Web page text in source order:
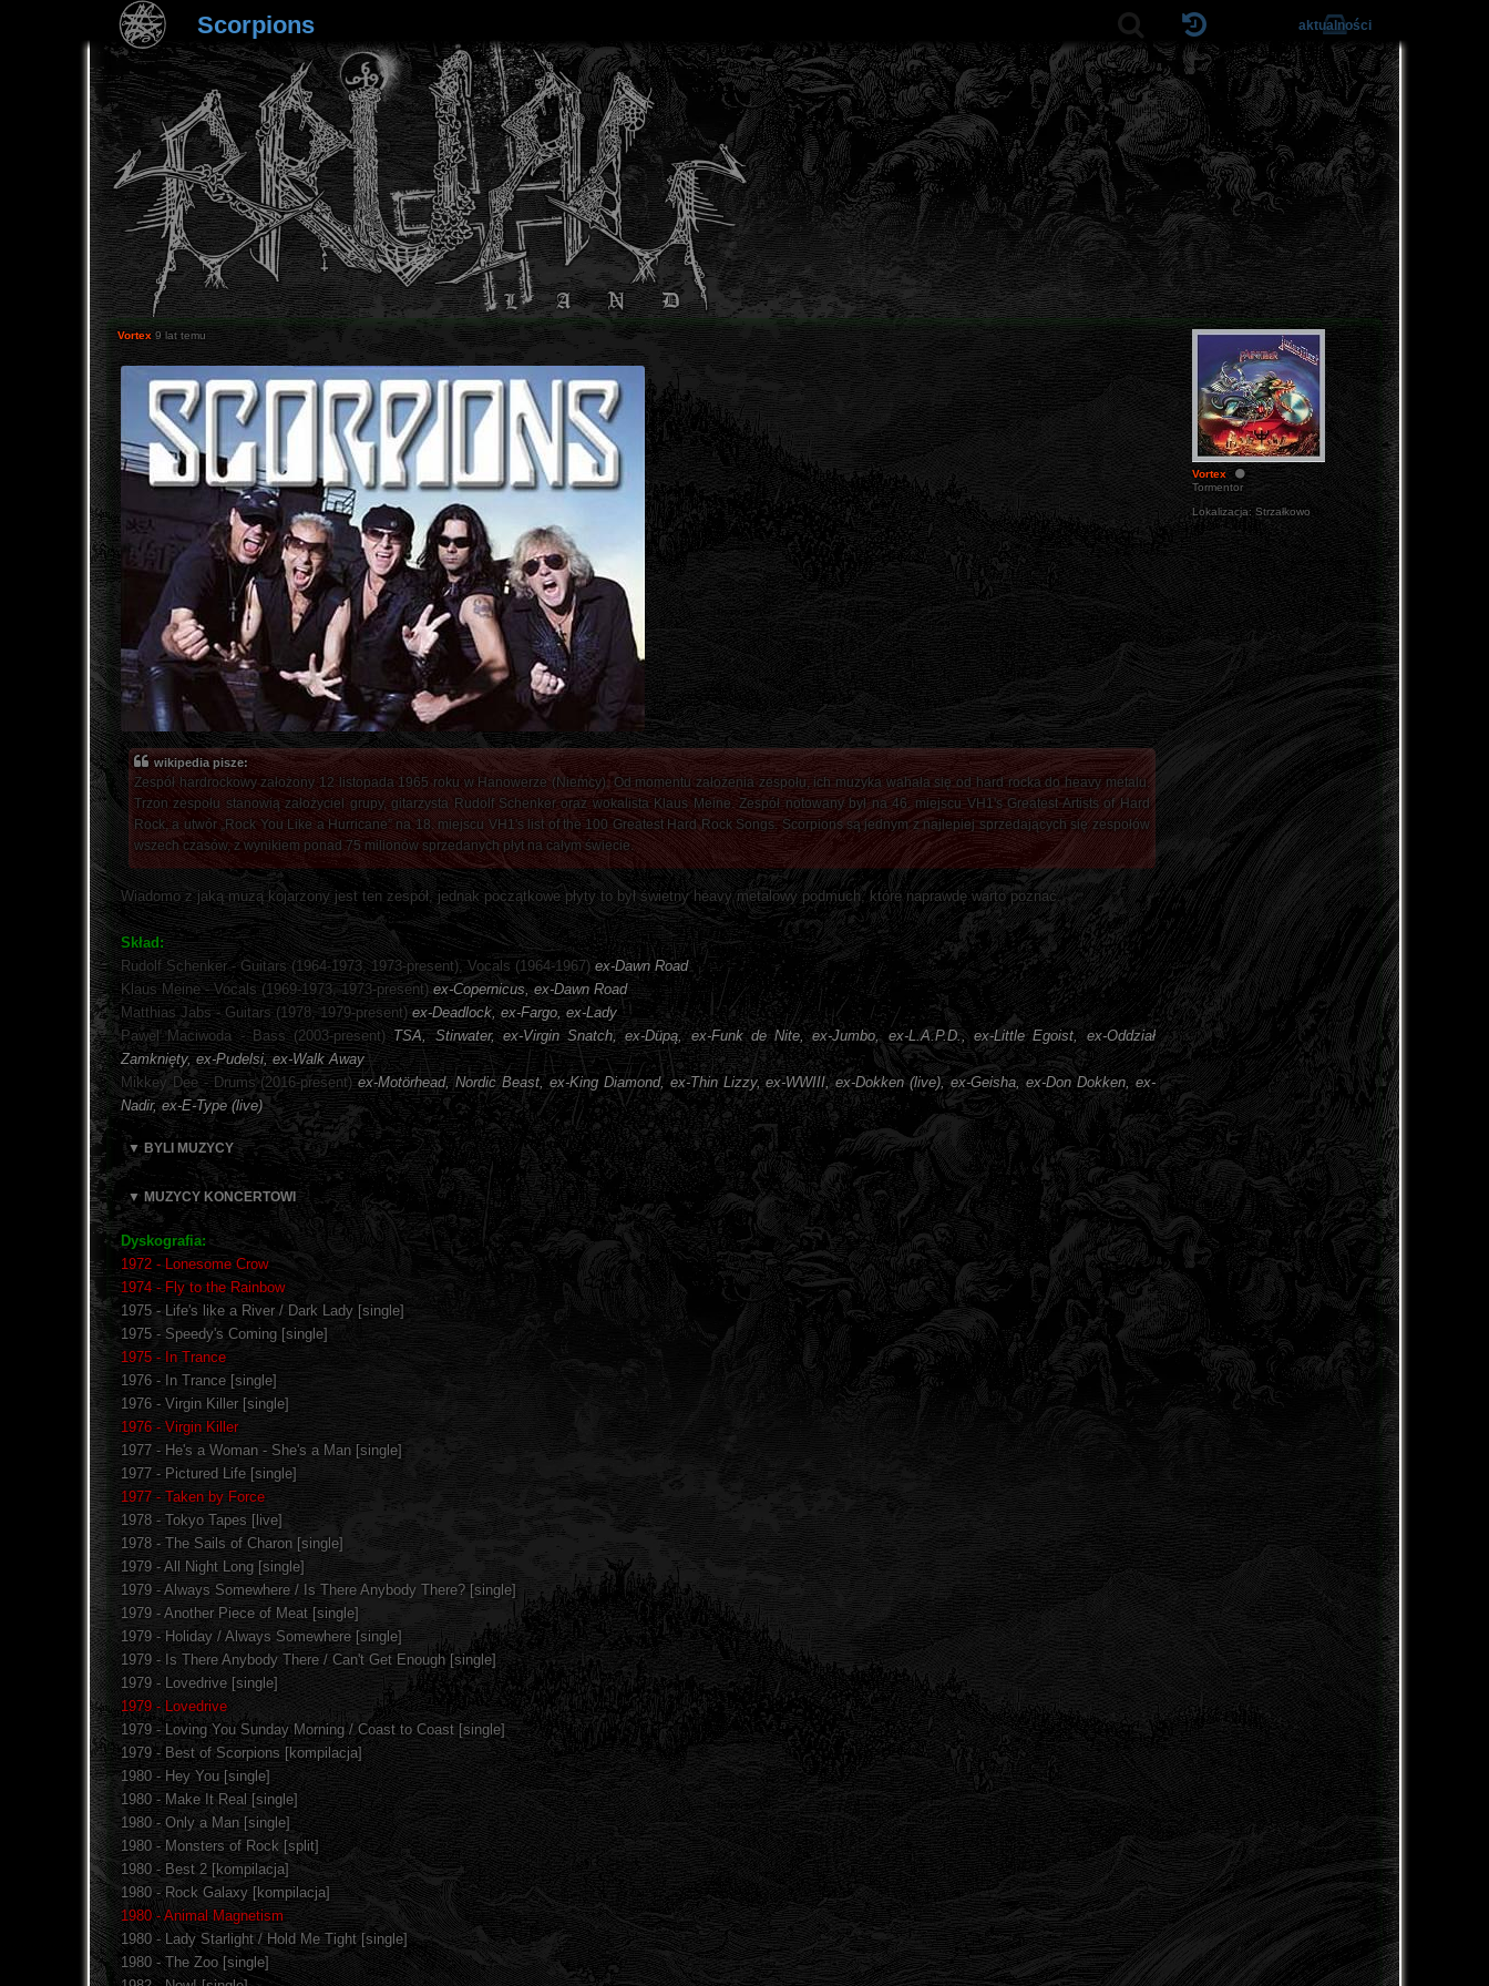
Scorpions aktualności
Vortex
Tormentor
Lokalizacja: Strzałkowo
Vortex 9 lat temu
wikipedia pisze:
Zespół hardrockowy założony 12 listopada 1965 roku w Hanowerze (Niemcy). Od momentu założenia zespołu, ich muzyka wahała się od hard rocka do heavy metalu.
Trzon zespołu stanowią założyciel grupy, gitarzysta Rudolf Schenker oraz wokalista Klaus Meine. Zespół notowany był na 46. miejscu VH1's Greatest Artists of Hard
Rock, a utwór „Rock You Like a Hurricane” na 18. miejscu VH1's list of the 100 Greatest Hard Rock Songs. Scorpions są jednym z najlepiej sprzedających się zespołów
wszech czasów, z wynikiem ponad 75 milionów sprzedanych płyt na całym świecie.
Wiadomo z jaką muzą kojarzony jest ten zespół, jednak początkowe płyty to był świetny heavy metalowy podmuch, które naprawdę warto poznać.
Skład:
Rudolf Schenker - Guitars (1964-1973, 1973-present), Vocals (1964-1967) ex-Dawn Road
Klaus Meine - Vocals (1969-1973, 1973-present)ex-Copernicus, ex-Dawn Road
Matthias Jabs - Guitars (1978, 1979-present) ex-Deadlock, ex-Fargo, ex-Lady
Pawel Maciwoda - Bass (2003-present)TSA, Stirwater, ex-Virgin Snatch, ex-Düpą, ex-Funk de Nite, ex-Jumbo, ex-L.A.P.D., ex-Little Egoist, ex-Oddział
Zamknięty, ex-Pudelsi, ex-Walk Away
Mikkey Dee - Drums (2016-present)ex-Motörhead, Nordic Beast, ex-King Diamond, ex-Thin Lizzy, ex-WWIII, ex-Dokken (live), ex-Geisha, ex-Don Dokken, ex-
Nadir, ex-E-Type (live)
▼ BYLI MUZYCY
▼ MUZYCY KONCERTOWI
Dyskografia:
1972 - Lonesome Crow
1974 - Fly to the Rainbow
1975 - Life's like a River / Dark Lady [single]
1975 - Speedy's Coming [single]
1975 - In Trance
1976 - In Trance [single]
1976 - Virgin Killer [single]
1976 - Virgin Killer
1977 - He's a Woman - She's a Man [single]
1977 - Pictured Life [single]
1977 - Taken by Force
1978 - Tokyo Tapes [live]
1978 - The Sails of Charon [single]
1979 - All Night Long [single]
1979 - Always Somewhere / Is There Anybody There? [single]
1979 - Another Piece of Meat [single]
1979 - Holiday / Always Somewhere [single]
1979 - Is There Anybody There / Can't Get Enough [single]
1979 - Lovedrive [single]
1979 - Lovedrive
1979 - Loving You Sunday Morning / Coast to Coast [single]
1979 - Best of Scorpions [kompilacja]
1980 - Hey You [single]
1980 - Make It Real [single]
1980 - Only a Man [single]
1980 - Monsters of Rock [split]
1980 - Best 2 [kompilacja]
1980 - Rock Galaxy [kompilacja]
1980 - Animal Magnetism
1980 - Lady Starlight / Hold Me Tight [single]
1980 - The Zoo [single]